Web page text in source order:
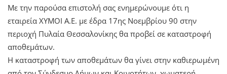
Με την παρούσα επιστολή σας ενημερώνουμε ότι η
εταιρεία ΧΥΜΟΙ Α.Ε. με έδρα 17ης Νοεμβρίου 90 στην
περιοχή Πυλαία Θεσσαλονίκης θα προβεί σε καταστροφή
αποθεμάτων.
Η καταστροφή των αποθεμάτων θα γίνει στην καθιερωμένη